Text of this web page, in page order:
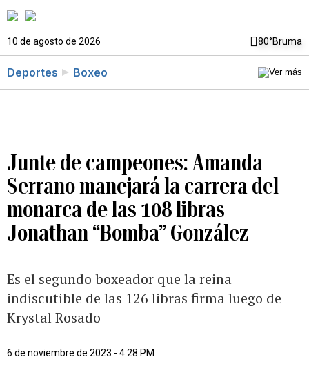
10 de agosto de 2026 80°Bruma
Deportes Boxeo
Junte de campeones: Amanda
Serrano manejará la carrera del
monarca de las 108 libras
Jonathan “Bomba” González
Es el segundo boxeador que la reina
indiscutible de las 126 libras firma luego de
Krystal Rosado
6 de noviembre de 2023 - 4:28 PM